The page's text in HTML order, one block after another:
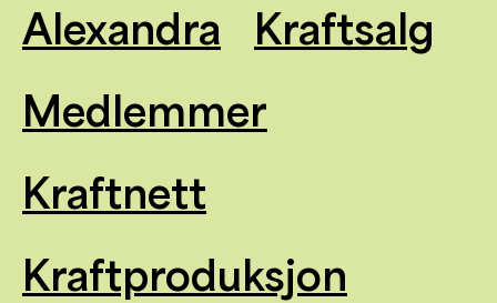
Alexandra
Kraftsalg
Medlemmer
Kraftnett
Kraftproduksjon